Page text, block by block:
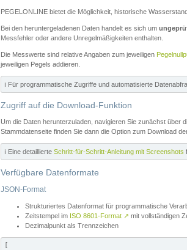
PEGELONLINE bietet die Möglichkeit, historische
Bei den heruntergeladenen Daten handelt es sich um
Messfehler oder andere Unregelmäßigkeiten enthalten.
Die Messwerte sind relative Angaben zum jeweiligen
jeweiligen Pegels addieren.
ℹ️ Für programmatische Zugriffe und automatisierte
Zugriff auf die Download-Funktion
Um die Daten herunterzuladen, navigieren Sie zunächst über
Stammdatenseite finden Sie dann die Option zum Download
ℹ️ Eine detaillierte Schritt-für-Schritt-Anleitung mit Screenshots
Verfügbare Datenformate
JSON-Format
Strukturiertes Datenformat für programmatische
Zeitstempel im ISO 8601-Format ↗ mit vollständigen
Dezimalpunkt als Trennzeichen
[